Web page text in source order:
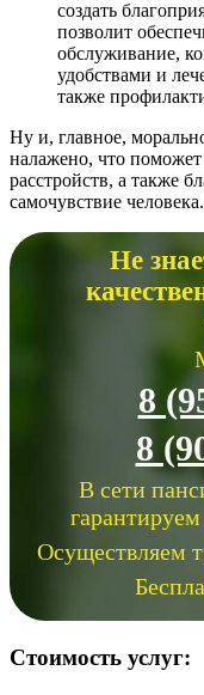
создать
позволит
обслуживание,
удобствами и
также
Ну и, главное,
налажено, что
расстройств, а также
самочувствие человека.
Не
8
8
В сети
Осуществляем
Стоимость услуг: